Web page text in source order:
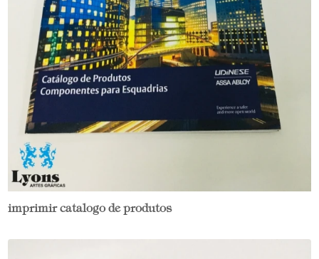
imprimir catalogo de produtos